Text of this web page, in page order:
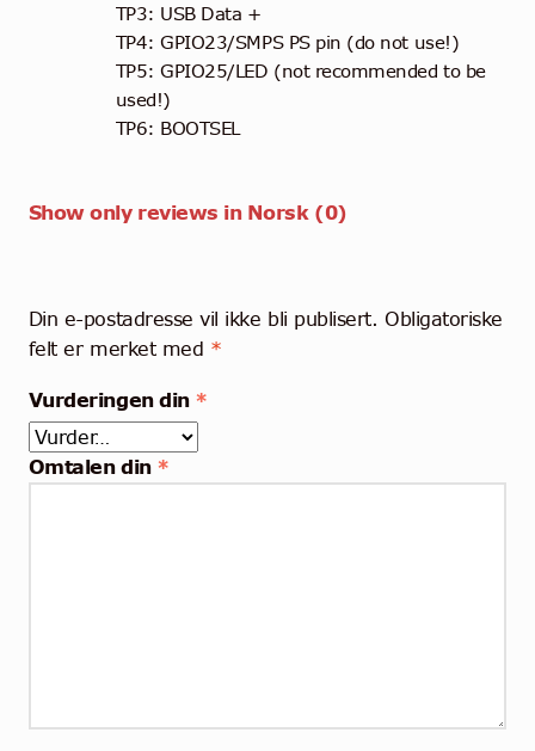
TP3: USB Data +
TP4: GPIO23/SMPS PS pin (do not use!)
TP5: GPIO25/LED (not recommended to be
used!)
TP6: BOOTSEL
Show only reviews in Norsk (0)
Din e-postadresse vil ikke bli publisert. Obligatoriske
felt er merket med *
Vurderingen din *
Omtalen din *